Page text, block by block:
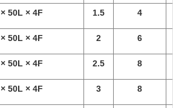
50L × 4F 1.5 4
50L × 4F 2 6
50L × 4F 2.5 8
50L × 4F 3 8